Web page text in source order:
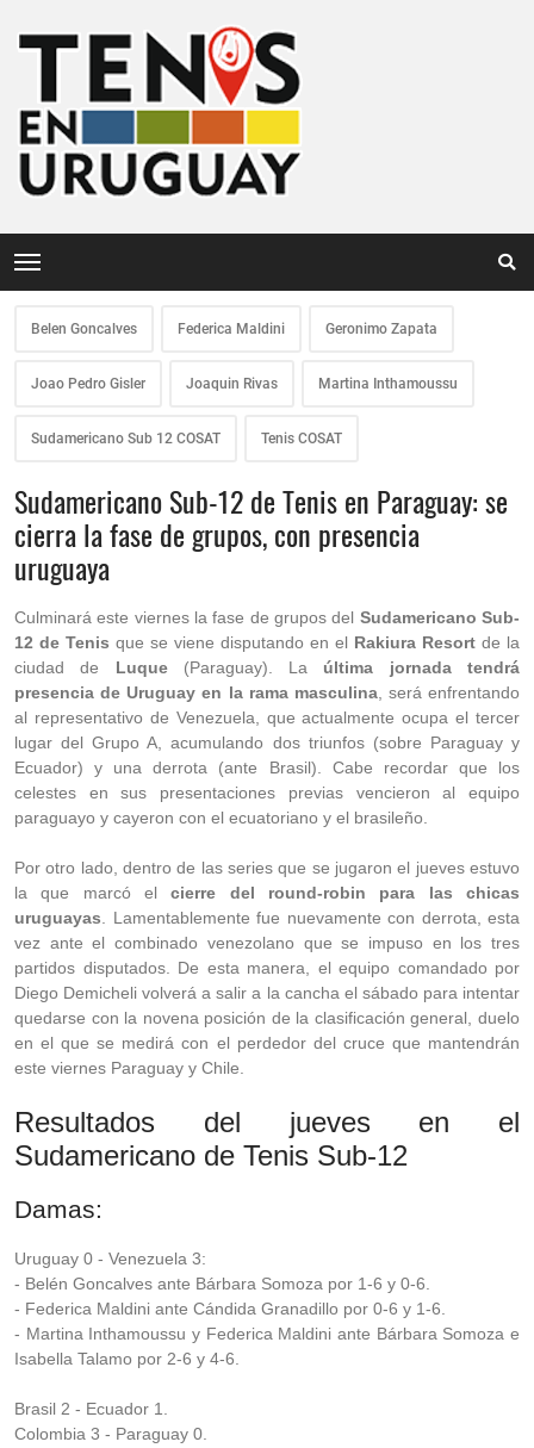
Belen Goncalves Federica Maldini Geronimo Zapata
Joao Pedro Gisler Joaquin Rivas Martina Inthamoussu
Sudamericano Sub 12 COSAT Tenis COSAT
Sudamericano Sub-12 de Tenis en Paraguay: se
cierra la fase de grupos, con presencia
uruguaya
Culminará este viernes la fase de grupos del Sudamericano Sub-
12 de Tenis que se viene disputando en el Rakiura Resort de la
ciudad de Luque(Paraguay). La última jornada tendrá
presencia de Uruguay en la rama masculina, será enfrentando
al representativo de Venezuela, que actualmente ocupa el tercer
lugar del Grupo A, acumulando dos triunfos (sobre Paraguay y
Ecuador) y una derrota (ante Brasil). Cabe recordar que los
celestes en sus presentaciones previas vencieron al equipo
paraguayo y cayeron con el ecuatoriano y el brasileño.
Por otro lado, dentro de las series que se jugaron el jueves estuvo
la que marcó elcierre del round-robin para las chicas
uruguayas . Lamentablemente fue nuevamente con derrota, esta
vez ante el combinado venezolano que se impuso en los tres
partidos disputados. De esta manera, el equipo comandado por
Diego Demicheli volverá a salir a la cancha el sábado para intentar
quedarse con la novena posición de la clasificación general, duelo
en el que se medirá con el perdedor del cruce que mantendrán
este viernes Paraguay y Chile.
Resultados del jueves en el
Sudamericano de Tenis Sub-12
Damas:
Uruguay 0 - Venezuela 3:
- Belén Goncalves ante Bárbara Somoza por 1-6 y 0-6.
- Federica Maldini ante Cándida Granadillo por 0-6 y 1-6.
- Martina Inthamoussu y Federica Maldini ante Bárbara Somoza e
Isabella Talamo por 2-6 y 4-6.
Brasil 2 - Ecuador 1.
Colombia 3 - Paraguay 0.